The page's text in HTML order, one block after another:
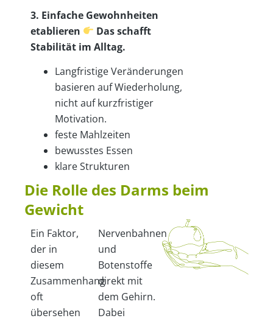
3. Einfache Gewohnheiten
etablieren
Das schafft
Stabilität im Alltag.
Langfristige Veränderungen
basieren auf Wiederholung,
nicht auf kurzfristiger
Motivation.
feste Mahlzeiten
bewusstes Essen
klare Strukturen
Die Rolle des Darms beim
Gewicht
Ein Faktor,
der in
diesem
Zusammenhang
oft
übersehen
Nervenbahnen
und
Botenstoffe
direkt mit
dem Gehirn.
Dabei